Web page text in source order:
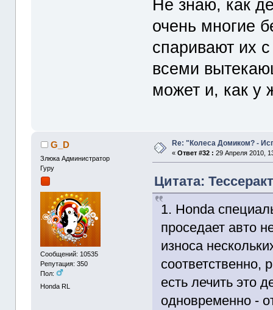
Не знаю, как
очень многие
спаривают их
всеми
может и, как у
G_D
Злюка Администратор
Гуру
Сообщений: 10535
Репутация: 350
Пол:
Honda RL
Re: "Колеса Домиком? -
«Ответ #32 : 29 Апреля 2010,
Цитата:
1. Honda
проседает авто
износа
соответственно,
есть лечить это
одновременно -